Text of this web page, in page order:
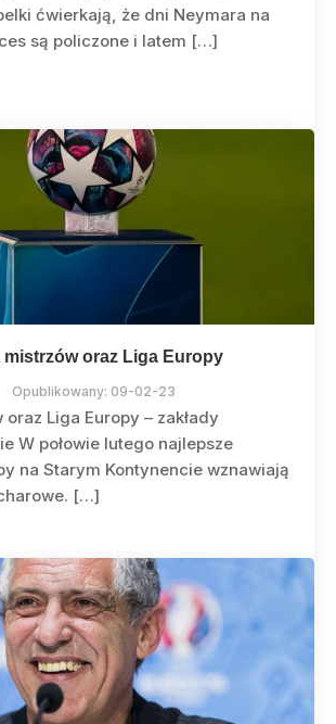
ćwierkają, że dni Neymara na
są policzone i latem […]
mistrzów oraz Liga Europy
Opublikowany: 09-02-23
Liga Europy – zakłady
W połowie lutego najlepsze
na Starym Kontynencie wznawiają
[…]